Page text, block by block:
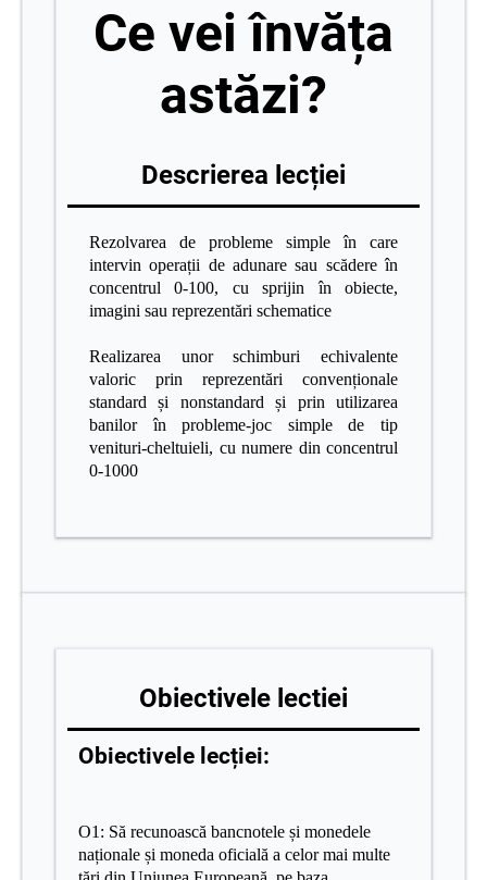
Ce vei învăța
astăzi?
Descrierea lecției
Rezolvarea de probleme simple în care
intervin operații de adunare sau scădere în
concentrul 0-100, cu sprijin în obiecte,
imagini sau reprezentări schematice
Realizarea unor schimburi echivalente
valoric prin reprezentări convenționale
standard și nonstandard și prin utilizarea
banilor în probleme-joc simple de tip
venituri-cheltuieli, cu numere din concentrul
0-1000
Obiectivele lectiei
Obiectivele lecției:
O1: Să recunoască bancnotele și monedele
naționale și moneda oficială a celor mai multe